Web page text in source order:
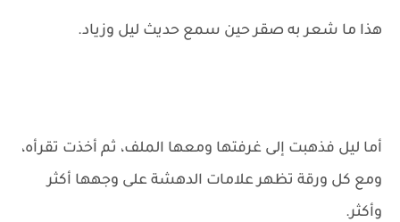
هذا ما شعر به صقر حين سمع حديث ليل وزياد.
أما ليل فذهبت إلى غرفتها ومعها الملف، ثم أخذت تقرأه،
ومع كل ورقة تظهر علامات الدهشة على وجهها أكثر
وأكثر.